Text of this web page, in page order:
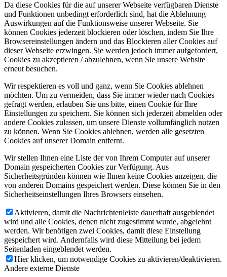
Da diese Cookies für die auf unserer Webseite verfügbaren Dienste
und Funktionen unbedingt erforderlich sind, hat die Ablehnung
Auswirkungen auf die Funktionsweise unserer Webseite. Sie
können Cookies jederzeit blockieren oder löschen, indem Sie Ihre
Browsereinstellungen ändern und das Blockieren aller Cookies auf
dieser Webseite erzwingen. Sie werden jedoch immer aufgefordert,
Cookies zu akzeptieren / abzulehnen, wenn Sie unsere Website
erneut besuchen.
Wir respektieren es voll und ganz, wenn Sie Cookies ablehnen
möchten. Um zu vermeiden, dass Sie immer wieder nach Cookies
gefragt werden, erlauben Sie uns bitte, einen Cookie für Ihre
Einstellungen zu speichern. Sie können sich jederzeit abmelden oder
andere Cookies zulassen, um unsere Dienste vollumfänglich nutzen
zu können. Wenn Sie Cookies ablehnen, werden alle gesetzten
Cookies auf unserer Domain entfernt.
Wir stellen Ihnen eine Liste der von Ihrem Computer auf unserer
Domain gespeicherten Cookies zur Verfügung. Aus
Sicherheitsgründen können wie Ihnen keine Cookies anzeigen, die
von anderen Domains gespeichert werden. Diese können Sie in den
Sicherheitseinstellungen Ihres Browsers einsehen.
Aktivieren, damit die Nachrichtenleiste dauerhaft ausgeblendet
wird und alle Cookies, denen nicht zugestimmt wurde, abgelehnt
werden. Wir benötigen zwei Cookies, damit diese Einstellung
gespeichert wird. Andernfalls wird diese Mitteilung bei jedem
Seitenladen eingeblendet werden.
Hier klicken, um notwendige Cookies zu aktivieren/deaktivieren.
Andere externe Dienste